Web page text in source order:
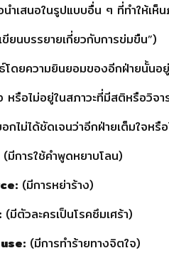
ำเสนอในรูปแบบอื่น ๆ ที่ทำให้เห็
ยนบรรยายเกี่ยวกับการข่มขืน”)
ดยความยินยอมของอีกฝ่ายนั้นอยู่
หรือไม่อยู่ในสภาวะที่มีสติหรือวิ
ไม่ได้ชัดเจนว่าอีกฝ่ายเต็มใจหรื
(มีการใช้คำพูดหยาบโลน)
(มีการหย่าร้าง)
(มีตัวละครเป็นโรคซึมเศร้า)
(มีการทำร้ายทางจิตใจ)